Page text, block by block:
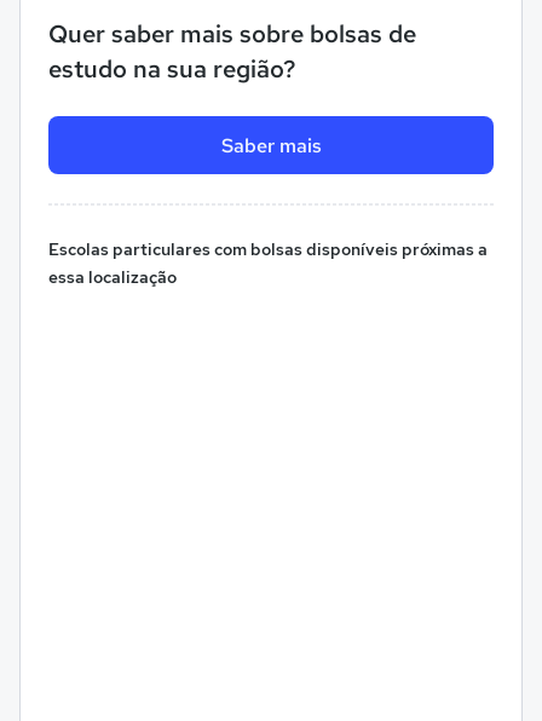
Quer saber mais sobre bolsas de
estudo na sua região?
Saber mais
Escolas particulares com bolsas disponíveis próximas a
essa localização